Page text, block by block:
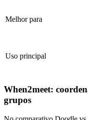
Melhor para
Uso principal
When2meet:
grupos